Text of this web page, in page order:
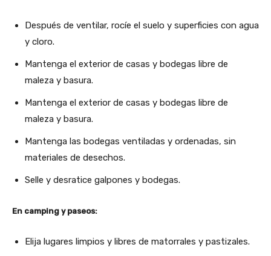
Después de ventilar, rocíe el suelo y superficies con agua
y cloro.
Mantenga el exterior de casas y bodegas libre de
maleza y basura.
Mantenga el exterior de casas y bodegas libre de
maleza y basura.
Mantenga las bodegas ventiladas y ordenadas, sin
materiales de desechos.
Selle y desratice galpones y bodegas.
En camping y paseos:
Elija lugares limpios y libres de matorrales y pastizales.